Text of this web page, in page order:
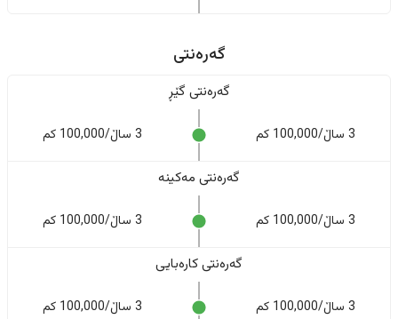
گەرەنتی
گەرەنتی گێڕ
3 ساڵ/100,000 کم 3 ساڵ/100,000 کم
گەرەنتی مەکینە
3 ساڵ/100,000 کم 3 ساڵ/100,000 کم
گەرەنتی کارەبایی
3 ساڵ/100,000 کم 3 ساڵ/100,000 کم